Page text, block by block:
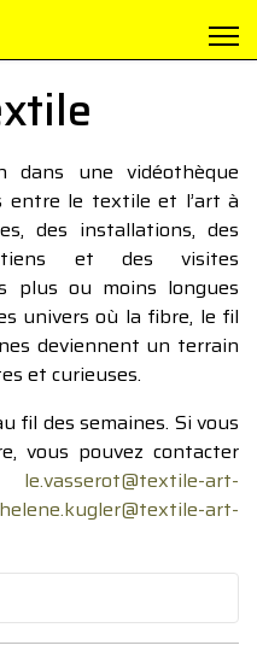
dans une vidéothèque
entre le textile et l’art à
des installations, des
et des visites
plus ou moins longues
univers où la fibre, le fil
deviennent un terrain
et curieuses.
fil des semaines. Si vous
vous pouvez contacter
le.vasserot@textile-art-
helene.kugler@textile-art-